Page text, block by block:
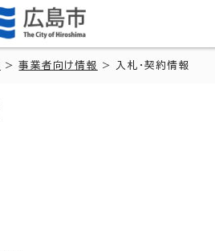
>事業者向け情報 > 入札・契約情報